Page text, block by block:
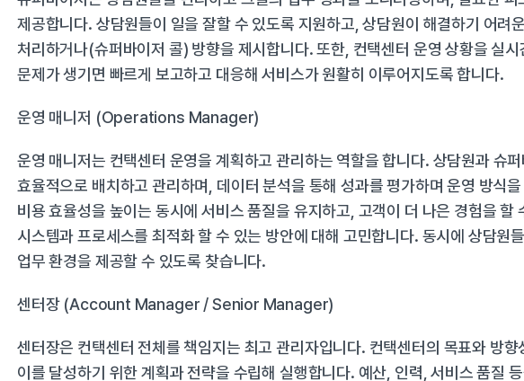
제공합니다. 상담원들이 일을 잘할 수 있도록 지원하고, 상담원이 해결하기 어려
처리하거나(슈퍼바이저 콜) 방향을 제시합니다. 또한, 컨택센터 운영 상황을 실
문제가 생기면 빠르게 보고하고 대응해 서비스가 원활히 이루어지도록 합니다.
운영 매니저 (Operations Manager)
운영 매니저는 컨택센터 운영을 계획하고 관리하는 역할을 합니다. 상담원과 슈
효율적으로 배치하고 관리하며, 데이터 분석을 통해 성과를 평가하며 운영 방식
비용 효율성을 높이는 동시에 서비스 품질을 유지하고, 고객이 더 나은 경험을 할
시스템과 프로세스를 최적화 할 수 있는 방안에 대해 고민합니다. 동시에 상담원
업무 환경을 제공할 수 있도록 찾습니다.
센터장 (Account Manager / Senior Manager)
센터장은 컨택센터 전체를 책임지는 최고 관리자입니다. 컨택센터의 목표와 방향
이를 달성하기 위한 계획과 전략을 수립해 실행합니다. 예산, 인력, 서비스 품질